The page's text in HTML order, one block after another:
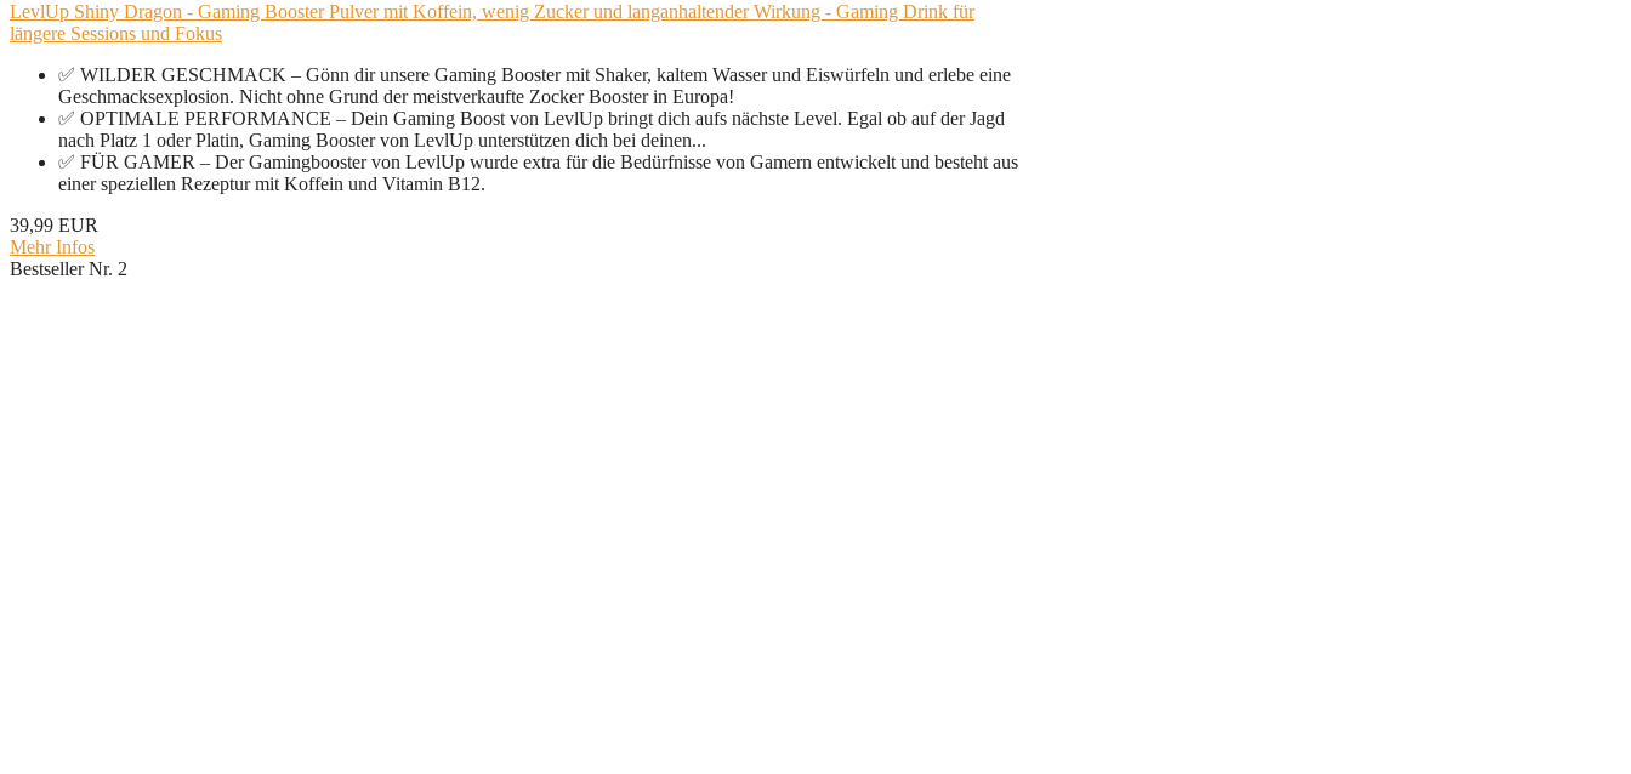
LevlUp Shiny Dragon - Gaming Booster Pulver mit Koffein, wenig Zucker und langanhaltender Wirkung - Gaming Drink für
längere Sessions und Fokus
✅ WILDER GESCHMACK – Gönn dir unsere Gaming Booster mit Shaker, kaltem Wasser und Eiswürfeln und erlebe eine
Geschmacksexplosion. Nicht ohne Grund der meistverkaufte Zocker Booster in Europa!
✅ OPTIMALE PERFORMANCE – Dein Gaming Boost von LevlUp bringt dich aufs nächste Level. Egal ob auf der Jagd
nach Platz 1 oder Platin, Gaming Booster von LevlUp unterstützen dich bei deinen...
✅ FÜR GAMER – Der Gamingbooster von LevlUp wurde extra für die Bedürfnisse von Gamern entwickelt und besteht aus
einer speziellen Rezeptur mit Koffein und Vitamin B12.
39,99 EUR
Mehr Infos
Bestseller Nr. 2